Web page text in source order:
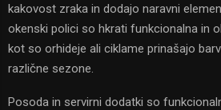
kakovost zraka in dodajo naravni
okenski polici so hkrati funkcionalna in
kot so orhideje ali ciklame prinašajo
različne sezone.
Posoda in servirni dodatki so